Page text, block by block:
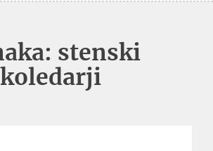
stenski
koledarji